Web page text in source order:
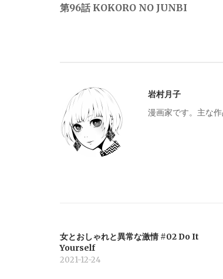
稿
ゲ
ー
第96話 KOKORO NO JUNBI
岩村月子
漫画家です。主な
女とおしゃれと異常な激情 #02 Do It
Yourself
2021-12-24